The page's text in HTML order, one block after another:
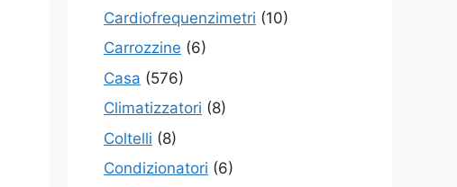
Cardiofrequenzimetri (10)
Carrozzine (6)
Casa (576)
Climatizzatori (8)
Coltelli (8)
Condizionatori (6)